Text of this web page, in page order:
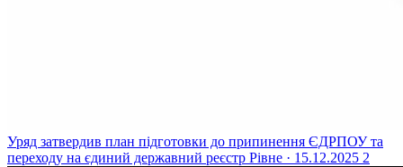
Уряд затвердив план підготовки до припинення ЄДРПОУ та
переходу на єдиний державний реєстр Рівне · 15.12.2025 2